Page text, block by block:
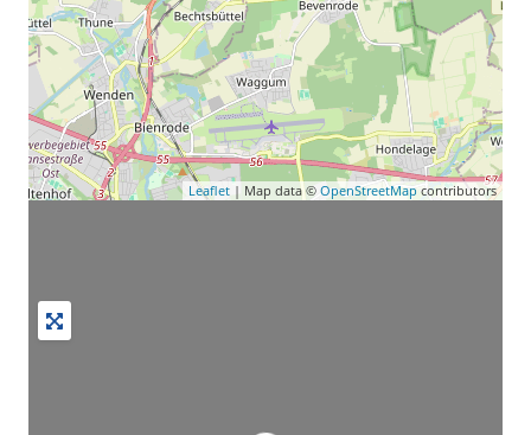
Leaflet | Map data © OpenStreetMapcontributors